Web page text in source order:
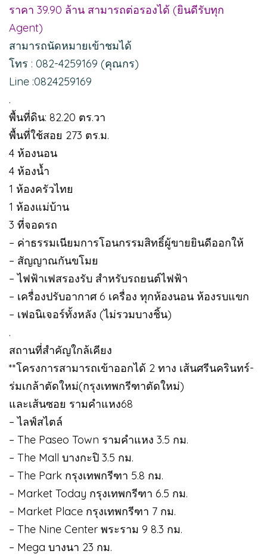
ราคา 39.90 ล้าน สามารถต่อรองได้ (ยินดีรับทุก
Agent)
สามารถนัดหมายเข้าชมได้
โทร : 082-4259169 (คุณกร)
Line :0824259169
.
พื้นที่ดิน: 82.20 ตร.วา
พื้นที่ใช้สอย 273 ตร.ม.
4 ห้องนอน
4 ห้องน้ำ
1 ห้องครัวไทย
1 ห้องแม่บ้าน
3 ที่จอดรถ
– ค่าธรรมเนียมการโอนกรรมสิทธิ์ผู้ขายยินดีออกให้
– สัญญาณกันขโมย
– ไฟฟ้าเฟสรองรับ สำหรับรถยนต์ไฟฟ้า
– เครื่องปรับอากาศ 6 เครื่อง ทุกห้องนอน ห้องรบแขก
– เฟอนิเจอร์ทั้งหลัง (ไม่รวมบางชิ้น)
.
สถานที่สำคัญใกล้เคียง
**โครงการสามารถเข้าออกได้ 2 ทาง เส้นศรีนครินทร์-
ร่มเกล้าตัดใหม่(กรุงเทพกรีฑาตัดใหม่)
และเส้นซอย รามคำแหง68
– ไลฟ์สไตล์
– The Paseo Town รามคำแหง 3.5 กม.
– The Mall บางกะปิ 3.5 กม.
– The Park กรุงเทพกรีฑา 5.8 กม.
– Market Today กรุงเทพกรีฑา 6.5 กม.
– Market Place กรุงเทพกรีฑา 7 กม.
– The Nine Center พระราม 9 8.3 กม.
– Mega บางนา 23 กม.